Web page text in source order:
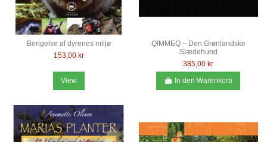
Berigelse af dyrenes miljø
153,00 kr
View
QIMMEQ – Den Grønlandske
Slædehund
385,00 kr
In den Warenkorb